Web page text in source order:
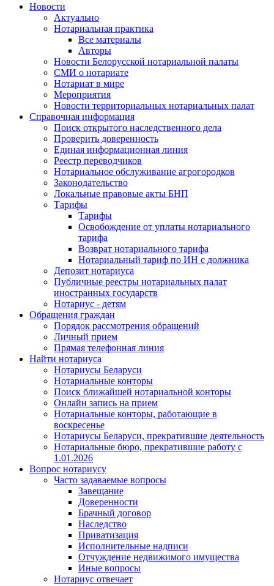
Новости
Актуально
Нотариальная практика
Все материалы
Авторы
Новости Белорусской нотариальной палаты
СМИ о нотариате
Нотариат в мире
Мероприятия
Новости территориальных нотариальных палат
Справочная информация
Поиск открытого наследственного дела
Проверить доверенность
Единая информационная линия
Реестр переводчиков
Нотариальное обслуживание агрогородков
Законодательство
Локальные правовые акты БНП
Тарифы
Тарифы
Освобождение от уплаты нотариального
тарифа
Возврат нотариального тарифа
Нотариальный тариф по ИН с должника
Депозит нотариуса
Публичные реестры нотариальных палат
иностранных государств
Нотариус - детям
Обращения граждан
Порядок рассмотрения обращений
Личный прием
Прямая телефонная линия
Найти нотариуса
Нотариусы Беларуси
Нотариальные конторы
Поиск ближайшей нотариальной конторы
Онлайн запись на прием
Нотариальные конторы, работающие в
воскресенье
Нотариусы Беларуси, прекратившие деятельность
Нотариальные бюро, прекратившие работу с
1.01.2026
Вопрос нотариусу
Часто задаваемые вопросы
Завещание
Доверенности
Брачный договор
Наследство
Приватизация
Исполнительные надписи
Отчуждение недвижимого имущества
Иные вопросы
Нотариус отвечает